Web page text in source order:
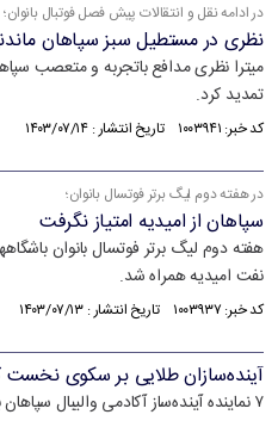
در ادامه نقل و انتقالات پیش فصل فوتبال بانوان؛
نظری در مستطیل سبز سپاهان
میترا نظری مدافع باتجربه و متعصب
تمدید کرد.
کد خبر: ۱۰۰۳۹۴۱ تاریخ انتشار : ۱۴۰۳/۰۷/۱۴
در هفته دوم لیگ برتر فوتسال بانوان؛
سپاهان از امیدیه امتیاز نگرفت
هفته دوم لیگ برتر فوتسال بانوان
نفت امیدیه همراه شد.
کد خبر: ۱۰۰۳۹۳۷ تاریخ انتشار : ۱۴۰۳/۰۷/۱۳
آینده‌سازان طلایی بر سکوی نخست
۷ نماینده آینده‌ساز آکادمی والیبال سپاهان به عنوان قهرمانی کشور دست یافتند.